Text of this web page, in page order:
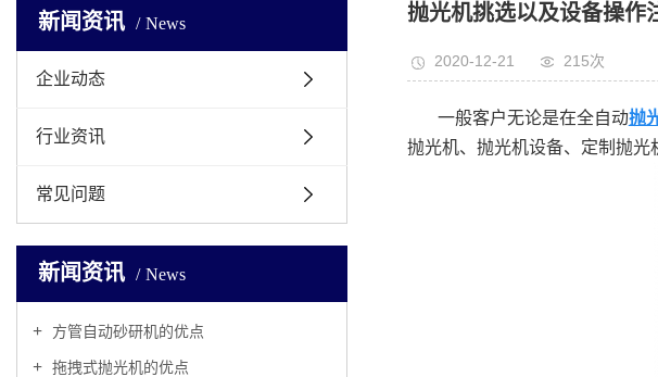
新闻资讯 News
企业动态
行业资讯
常见问题
新闻资讯 News
方管自动砂研机的优点
拖拽式抛光机的优点
抛光机挑选以及设备操作
2020-12-21 215次
一般客户无论是在全自动抛
抛光机、抛光机设备、定制抛光